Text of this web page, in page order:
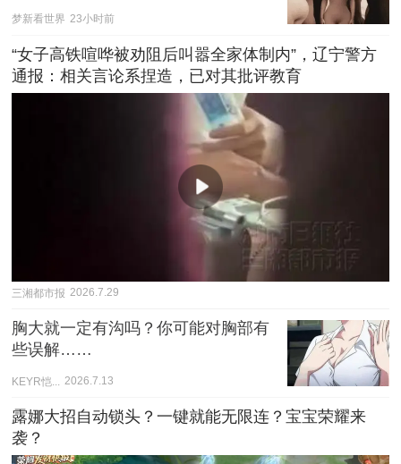
梦新看世界 23小时前
“女子高铁喧哗被劝阻后叫嚣全家体制内”，辽宁警方
通报：相关言论系捏造，已对其批评教育
三湘都市报 2026.7.29
胸大就一定有沟吗？你可能对胸部有
些误解……
KEYR恺... 2026.7.13
露娜大招自动锁头？一键就能无限连？宝宝荣耀来
袭？